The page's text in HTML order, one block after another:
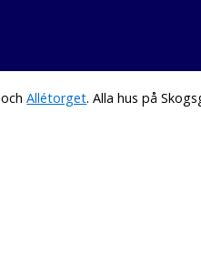
ochAllétorget. Alla hus på